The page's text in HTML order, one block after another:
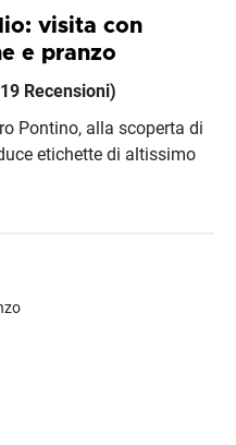
visita con
e pranzo
Recensioni)
Pontino, alla scoperta di
etichette di altissimo